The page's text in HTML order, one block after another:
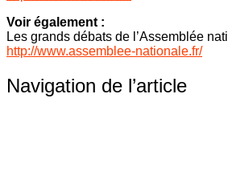
Voir également :
Les grands débats de l’Assemblée
http://www.assemblee-nationale.fr/
Navigation de l’article